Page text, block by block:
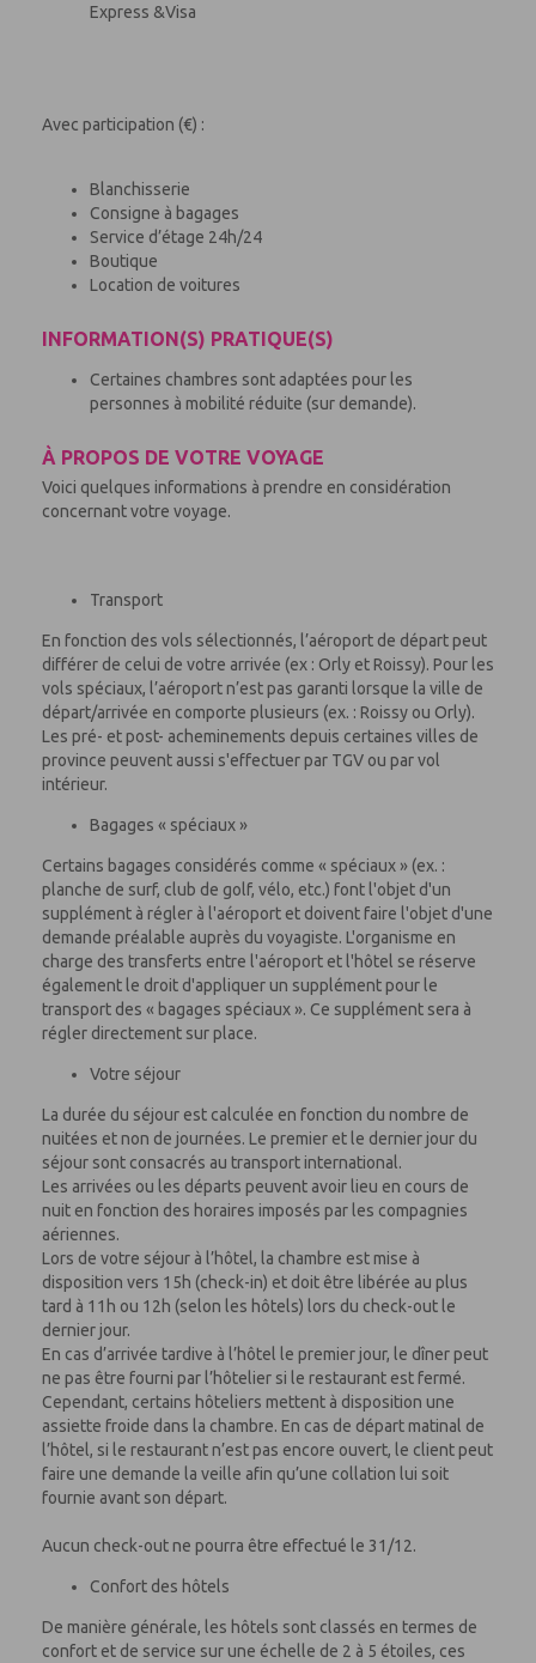
Express &Visa
Avec participation (€) :
Blanchisserie
Consigne à bagages
Service d’étage 24h/24
Boutique
Location de voitures
INFORMATION(S) PRATIQUE(S)
Certaines chambres sont adaptées pour les
personnes à mobilité réduite (sur demande).
À PROPOS DE VOTRE VOYAGE
Voici quelques informations à prendre en considération
concernant votre voyage.
Transport
En fonction des vols sélectionnés, l’aéroport de départ peut
différer de celui de votre arrivée (ex : Orly et Roissy). Pour les
vols spéciaux, l’aéroport n’est pas garanti lorsque la ville de
départ/arrivée en comporte plusieurs (ex. : Roissy ou Orly).
Les pré- et post- acheminements depuis certaines villes de
province peuvent aussi s'effectuer par TGV ou par vol
intérieur.
Bagages « spéciaux »
Certains bagages considérés comme « spéciaux » (ex. :
planche de surf, club de golf, vélo, etc.) font l'objet d'un
supplément à régler à l'aéroport et doivent faire l'objet d'une
demande préalable auprès du voyagiste. L'organisme en
charge des transferts entre l'aéroport et l'hôtel se réserve
également le droit d'appliquer un supplément pour le
transport des « bagages spéciaux ». Ce supplément sera à
régler directement sur place.
Votre séjour
La durée du séjour est calculée en fonction du nombre de
nuitées et non de journées. Le premier et le dernier jour du
séjour sont consacrés au transport international.
Les arrivées ou les départs peuvent avoir lieu en cours de
nuit en fonction des horaires imposés par les compagnies
aériennes.
Lors de votre séjour à l’hôtel, la chambre est mise à
disposition vers 15h (check-in) et doit être libérée au plus
tard à 11h ou 12h (selon les hôtels) lors du check-out le
dernier jour.
En cas d’arrivée tardive à l’hôtel le premier jour, le dîner peut
ne pas être fourni par l’hôtelier si le restaurant est fermé.
Cependant, certains hôteliers mettent à disposition une
assiette froide dans la chambre. En cas de départ matinal de
l’hôtel, si le restaurant n’est pas encore ouvert, le client peut
faire une demande la veille afin qu’une collation lui soit
fournie avant son départ.
Aucun check-out ne pourra être effectué le 31/12.
Confort des hôtels
De manière générale, les hôtels sont classés en termes de
confort et de service sur une échelle de 2 à 5 étoiles, ces